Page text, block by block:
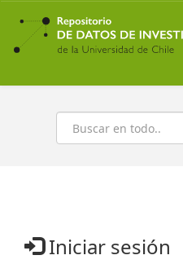
Ir
contenido
principal
Buscar
Iniciar sesión